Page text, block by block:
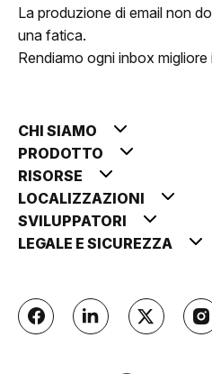
La produzione di email non
una fatica.
Rendiamo ogni inbox migliore
CHI SIAMO
PRODOTTO
RISORSE
LOCALIZZAZIONI
SVILUPPATORI
LEGALE E SICUREZZA